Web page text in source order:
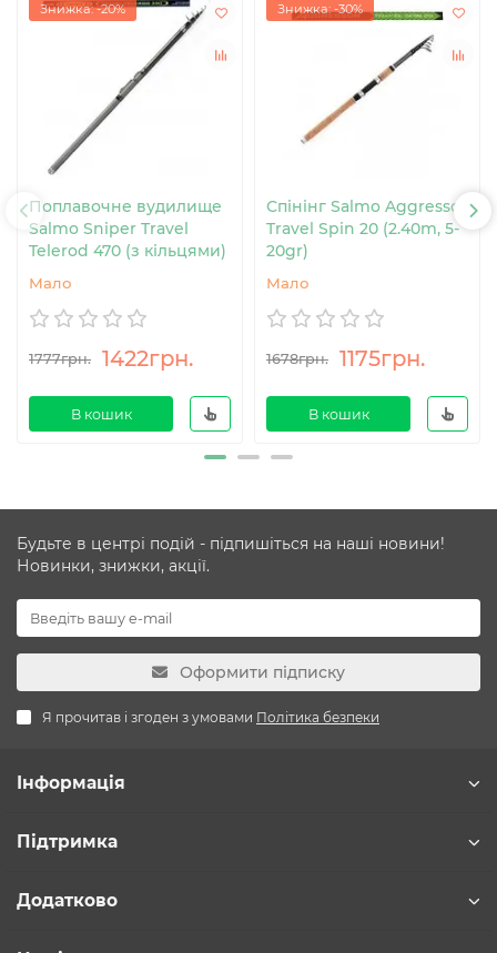
Знижка: -20%
Поплавочне вудилище
Salmo Sniper Travel
Telerod 470 (з кільцями)
Мало
1777грн. 1422грн.
В кошик
Знижка: -30%
Спінінг Salmo Aggressor
Travel Spin 20 (2.40m, 5-
20gr)
Мало
1678грн. 1175грн.
В кошик
Будьте в центрі подій - підпишіться на наші новини!
Новинки, знижки, акції.
Оформити підписку
Я прочитав і згоден з умовами Політика безпеки
Інформація
Підтримка
Додатково